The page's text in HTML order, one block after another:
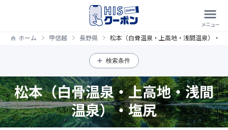
ホーム 甲信越 長野県 松本（白骨温泉・上高地・浅間温泉）・
検索条件
松本（白骨温泉・上高地・浅間
温泉）・塩尻